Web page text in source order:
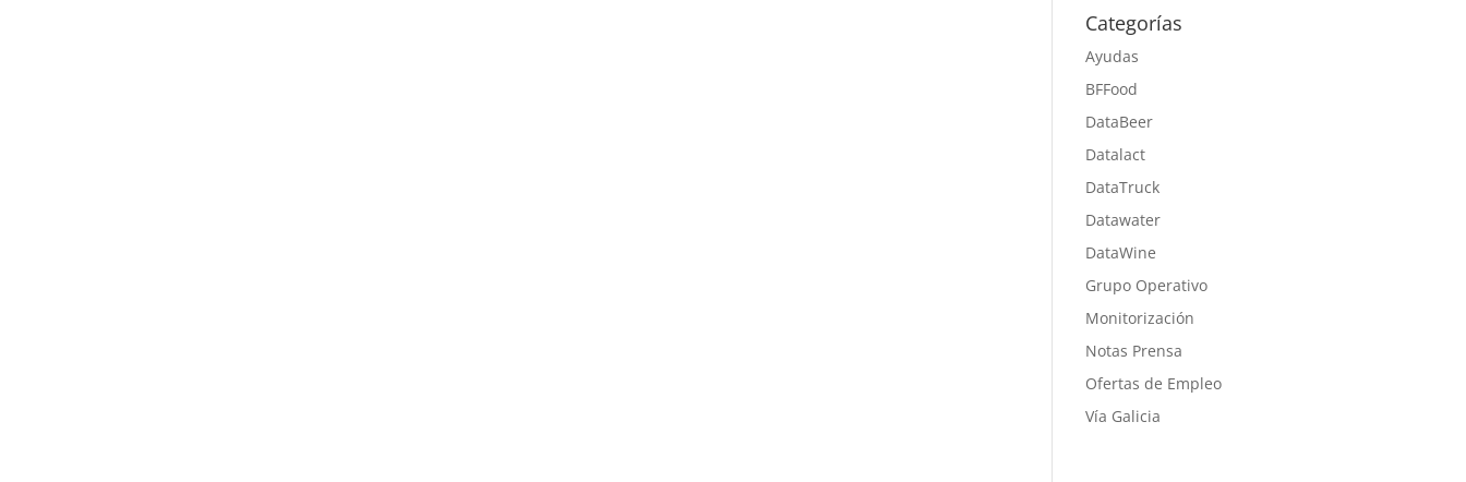
Categorías
Ayudas
BFFood
DataBeer
Datalact
DataTruck
Datawater
DataWine
Grupo Operativo
Monitorización
Notas Prensa
Ofertas de Empleo
Vía Galicia